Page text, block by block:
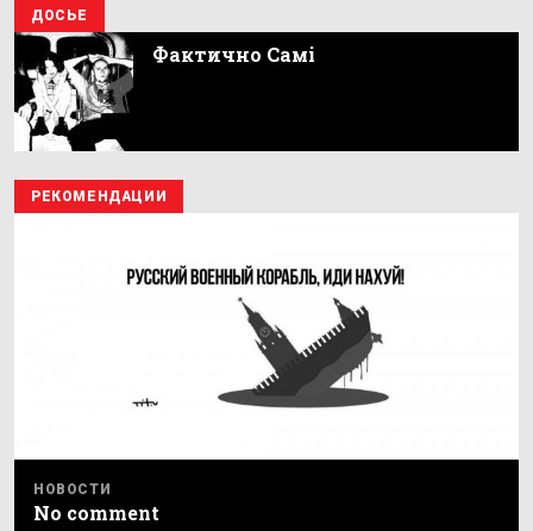
ДОСЬЕ
Фактично Самі
РЕКОМЕНДАЦИИ
НОВОСТИ
No comment